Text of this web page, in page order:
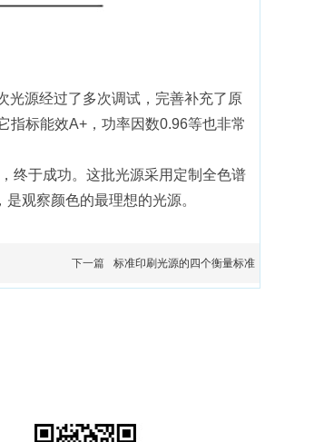
光源经过了多次调试，完善补充了原
指标能效A+，功率因数0.96等也非常
终于成功。这批光源采用定制全色谱
观察颜色的最理想的光源。
下一篇 标准印刷光源的四个衡量标准